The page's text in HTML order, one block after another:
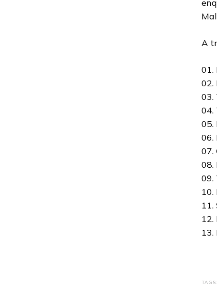
A
01.
02.
03.
04.
05.
06.
07.
08.
09.
TAGS: